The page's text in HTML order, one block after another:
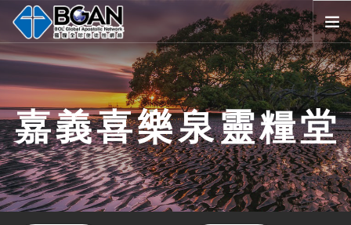
首頁
全球堂會
消息公告
影音媒體
代禱事項
資源共享
嘉義喜樂泉靈糧堂